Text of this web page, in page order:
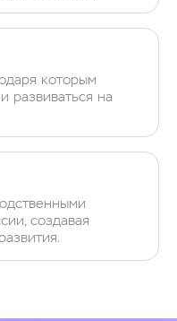
которым
развиваться на
создавая